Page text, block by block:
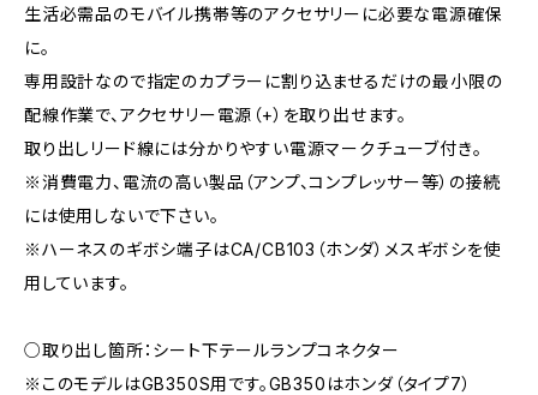
生活必需品のモバイル携帯等のアクセサリーに必要な電源確保
に。
専用設計なので指定のカプラーに割り込ませるだけの最小限の
配線作業で、アクセサリー電源（+）を取り出せます。
取り出しリード線には分かりやすい電源マークチューブ付き。
※消費電力、電流の高い製品（アンプ、コンプレッサー等）の接続
には使用しないで下さい。
※ハーネスのギボシ端子はCA/CB103（ホンダ）メスギボシを使
用しています。
○取り出し箇所：シート下テールランプコネクター
※このモデルはGB350S用です。GB350はホンダ（タイプ7）